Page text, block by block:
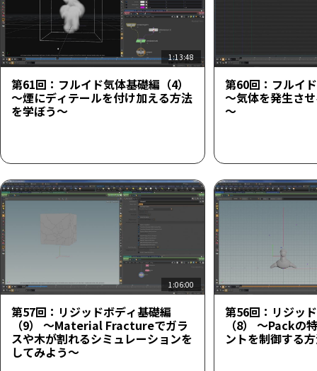
1:13:48
第61回：フルイド気体基礎編（4）
～煙にディテールを付け加える方法
を学ぼう～
第60回：フルイ
～気体を発生さ
～
1:06:00
第57回：リジッドボディ基礎編
（9） ～Material Fractureでガラ
スや木が割れるシミュレーションを
してみよう～
第56回：リジッ
（8） ～Packの
ントを制御する